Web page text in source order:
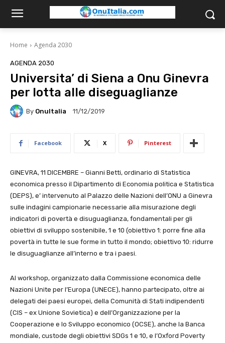
Home Agenda 2030
AGENDA 2030
Universita’ di Siena a Onu Ginevra
per lotta alle diseguaglianze
By OnuItalia 11/12/2019
Facebook X Pinterest
GINEVRA, 11 DICEMBRE – Gianni Betti, ordinario di Statistica
economica presso il Dipartimento di Economia politica e Statistica
(DEPS), e’ intervenuto al Palazzo delle Nazioni dell’ONU a Ginevra
sulle indagini campionarie necessarie alla misurazione degli
indicatori di povertà e disuguaglianza, fondamentali per gli
obiettivi di sviluppo sostenibile, 1 e 10 (obiettivo 1: porre fine alla
povertà in tutte le sue forme in tutto il mondo; obiettivo 10: ridurre
le disuguaglianze all’interno e tra i paesi.
Al workshop, organizzato dalla Commissione economica delle
Nazioni Unite per l’Europa (UNECE), hanno partecipato, oltre ai
delegati dei paesi europei, della Comunità di Stati indipendenti
(CIS – ex Unione Sovietica) e dell’Organizzazione per la
Cooperazione e lo Sviluppo economico (OCSE), anche la Banca
mondiale, custode degli obiettivi SDGs 1 e 10, e l’Oxford Poverty